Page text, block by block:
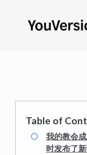
我的教会
时发布了